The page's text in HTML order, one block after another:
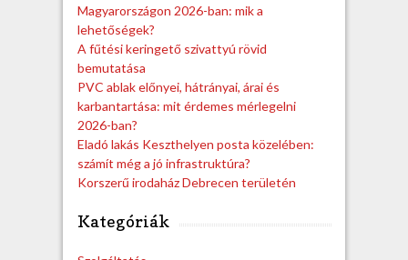
Magyarországon 2026-ban: mik a
lehetőségek?
A fűtési keringető szivattyú rövid
bemutatása
PVC ablak előnyei, hátrányai, árai és
karbantartása: mit érdemes mérlegelni
2026-ban?
Eladó lakás Keszthelyen posta közelében:
számít még a jó infrastruktúra?
Korszerű irodaház Debrecen területén
Kategóriák